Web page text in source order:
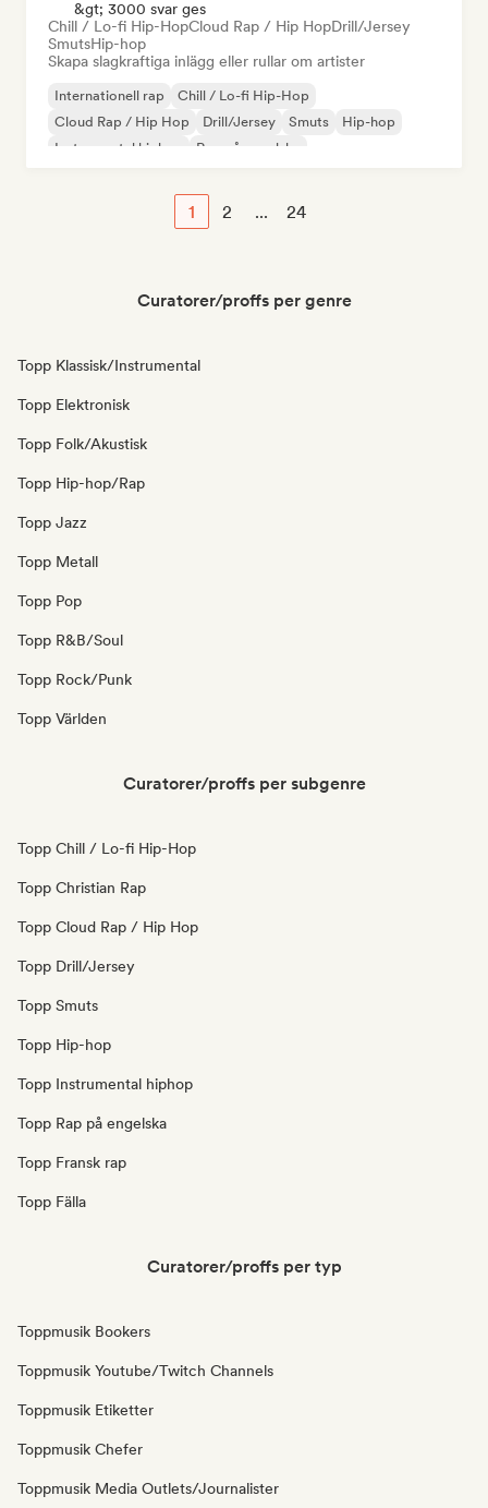
&gt; 3000 svar ges
Chill / Lo-fi Hip-HopCloud Rap / Hip HopDrill/Jersey
SmutsHip-hop
Skapa slagkraftiga inlägg eller rullar om artister
Internationell rap
Chill / Lo-fi Hip-Hop
Cloud Rap / Hip Hop
Drill/Jersey Smuts
Hip-hop
Instrumental hiphop
Rap på engelska
1 2 ... 24
Curatorer/proffs per genre
Topp Klassisk/Instrumental
Topp Elektronisk
Topp Folk/Akustisk
Topp Hip-hop/Rap
Topp Jazz
Topp Metall
Topp Pop
Topp R&B/Soul
Topp Rock/Punk
Topp Världen
Curatorer/proffs per subgenre
Topp Chill / Lo-fi Hip-Hop
Topp Christian Rap
Topp Cloud Rap / Hip Hop
Topp Drill/Jersey
Topp Smuts
Topp Hip-hop
Topp Instrumental hiphop
Topp Rap på engelska
Topp Fransk rap
Topp Fälla
Curatorer/proffs per typ
Toppmusik Bookers
Toppmusik Youtube/Twitch Channels
Toppmusik Etiketter
Toppmusik Chefer
Toppmusik Media Outlets/Journalister